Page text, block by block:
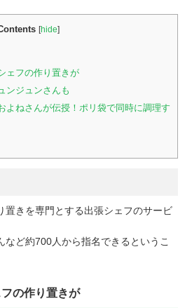
[hide]
ェフの作り置きが
ンジュンさんも
よねさんが伝授！ポリ袋で同時に調理す
置きを専門とする出張シェフのサービ
ど約700人から指名できるというこ
の作り置きが